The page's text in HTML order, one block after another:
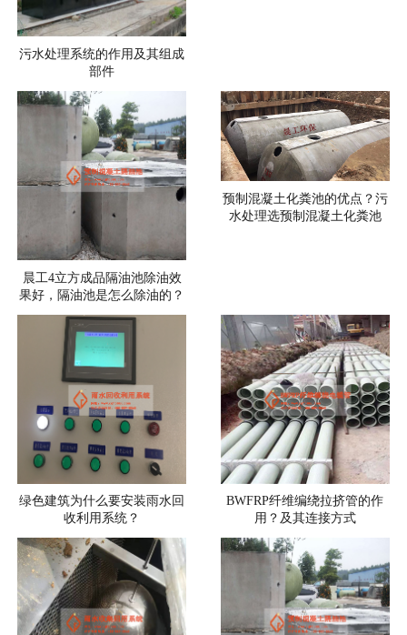
污水处理系统的作用及其组成
部件
晨工4立方成品隔油池除油效
果好，隔油池是怎么除油的？
预制混凝土化粪池的优点？污
水处理选预制混凝土化粪池
绿色建筑为什么要安装雨水回
收利用系统？
BWFRP纤维编绕拉挤管的作
用？及其连接方式